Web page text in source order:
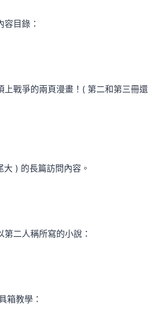
目錄：
上戰爭的兩頁漫畫！( 第二和第三冊還
) 的長篇訪問內容。
二人稱所寫的小說：
箱教學：